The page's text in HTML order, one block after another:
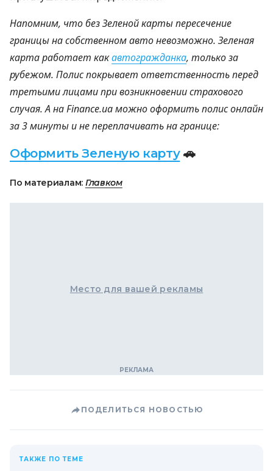
Напомним, что без Зеленой карты пересечение
границы на собственном авто невозможно. Зеленая
карта работает какавтогражданка, только за
рубежом. Полис покрывает ответственность перед
третьими лицами при возникновении страхового
случая. А на Finance.ua можно оформить полис онлайн
за 3 минуты и не переплачивать на границе:
Оформить Зеленую карту🚗
По материалам: Главком
Место для вашей рекламы
ПОДЕЛИТЬСЯ НОВОСТЬЮ
ТАКЖЕ ПО ТЕМЕ